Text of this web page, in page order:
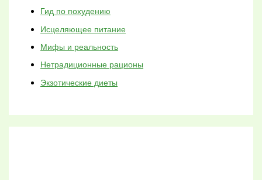
Гид по похудению
Исцеляющее питание
Мифы и реальность
Нетрадиционные рационы
Экзотические диеты